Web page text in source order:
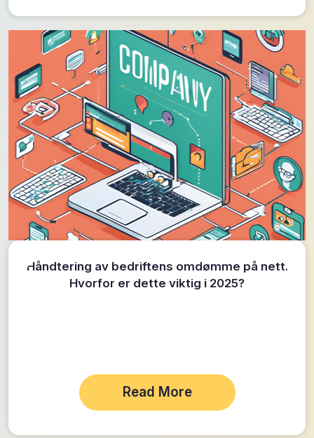
Håndtering av bedriftens omdømme på nett.
Hvorfor er dette viktig i 2025?
Read More